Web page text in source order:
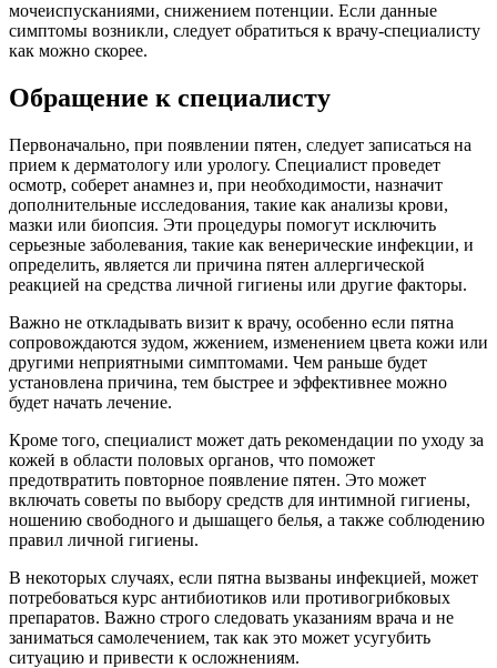
мочеиспусканиями, снижением потенции. Если данные
симптомы возникли, следует обратиться к врачу-специалисту
как можно скорее.
Обращение к специалисту
Первоначально, при появлении пятен, следует записаться на
прием к дерматологу или урологу. Специалист проведет
осмотр, соберет анамнез и, при необходимости, назначит
дополнительные исследования, такие как анализы крови,
мазки или биопсия. Эти процедуры помогут исключить
серьезные заболевания, такие как венерические инфекции, и
определить, является ли причина пятен аллергической
реакцией на средства личной гигиены или другие факторы.
Важно не откладывать визит к врачу, особенно если пятна
сопровождаются зудом, жжением, изменением цвета кожи или
другими неприятными симптомами. Чем раньше будет
установлена причина, тем быстрее и эффективнее можно
будет начать лечение.
Кроме того, специалист может дать рекомендации по уходу за
кожей в области половых органов, что поможет
предотвратить повторное появление пятен. Это может
включать советы по выбору средств для интимной гигиены,
ношению свободного и дышащего белья, а также соблюдению
правил личной гигиены.
В некоторых случаях, если пятна вызваны инфекцией, может
потребоваться курс антибиотиков или противогрибковых
препаратов. Важно строго следовать указаниям врача и не
заниматься самолечением, так как это может усугубить
ситуацию и привести к осложнениям.